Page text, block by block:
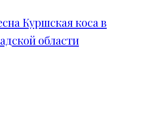
Куршская коса в
области